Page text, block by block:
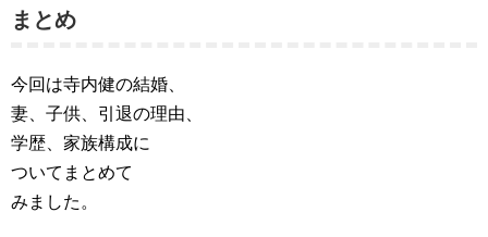
まとめ
今回は寺内健の結婚、
妻、子供、引退の理由、
学歴、家族構成に
ついてまとめて
みました。